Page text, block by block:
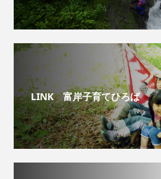
LINK 富岸子育てひろば